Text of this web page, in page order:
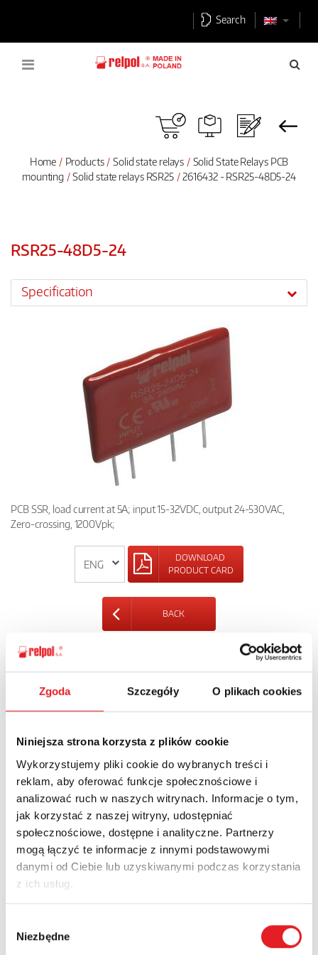
Zgoda Szczegóły O plikach cookies
Niniejsza strona korzysta z plików cookie
Wykorzystujemy pliki cookie do wybranych treści i
reklam, aby oferować funkcje społecznościowe i
analizować ruch w naszych witrynach. Informacje o tym,
jak korzystać z naszej witryny, udostępniać
społecznościowe, dostępne i analityczne. Partnerzy
mogą łączyć te informacje z innymi podstawowymi
danymi od Ciebie lub uzyskiwanymi podczas korzystania
z ich usług.
zgody
Niezbędne
Search
Home Products Solid state relays
Solid State Relays PCB
mounting
Solid state relays RSR25 2616432 - RSR25-48D5-24
RSR25-48D5-24
Specification
PCB SSR, load current at 5A; input 15-32VDC, output 24-530VAC,
Zero-crossing, 1200Vpk;
DOWNLOAD
PRODUCT CARD
BACK
Ask for the details of the offer
Email: *
Company: